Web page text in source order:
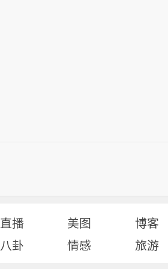
直播 美图 博客
八卦 情感 旅游